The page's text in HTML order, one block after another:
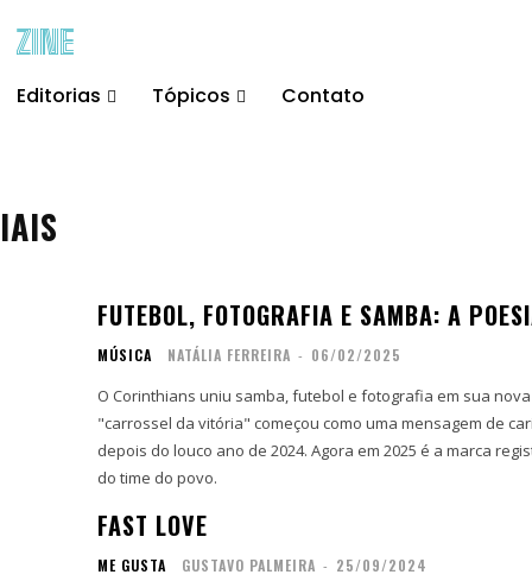
ZINE
Editorias Tópicos Contato
FUTEBOL, FOTOGRAFIA E SAMBA: A
MÚSICA NATÁLIA FERREIRA - 06/02/2025
O Corinthians uniu samba, futebol e fotografia em sua
"carrossel da vitória" começou como uma mensagem de
depois do louco ano de 2024. Agora em 2025 é a marca
do time do povo.
FAST LOVE
ME GUSTA GUSTAVO PALMEIRA - 25/09/2024